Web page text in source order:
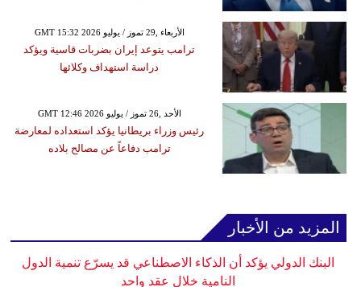
GMT 15:32 2026 الأربعاء ,29 تموز / يوليو
ترامب يتوعد إيران بضربات قاسية ويؤكد
دراسة استهداف وكلائها
GMT 12:46 2026 الأحد ,26 تموز / يوليو
رئيس وزراء بريطانيا يؤكد استعداده لمعارضة
ترامب دفاعاً عن مصالح بلاده
المزيد من الأخبار
البنك الدولي يؤكد أن الذكاء الاصطناعي قد يسرّع تنمية الدول
النامية خلال عقد واحد